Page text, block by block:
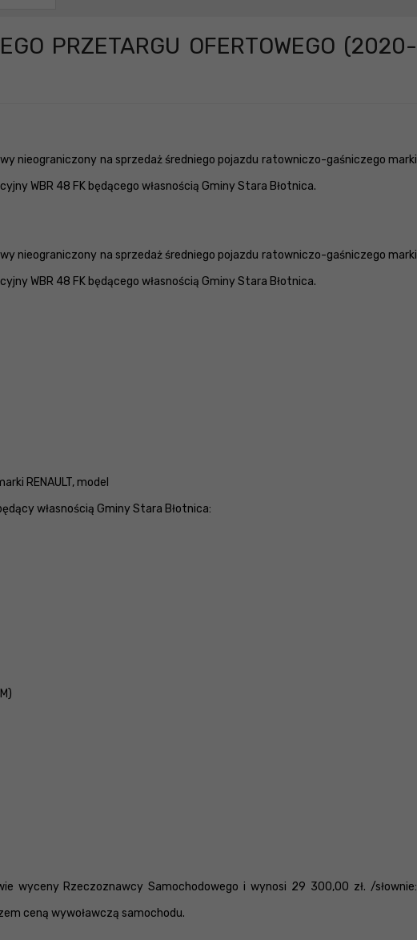
PRZETARGU OFERTOWEGO (2020-
nieograniczony na sprzedaż średniego pojazdu ratowniczo-gaśniczego marki
WBR 48 FK będącego własnością Gminy Stara Błotnica.
nieograniczony na sprzedaż średniego pojazdu ratowniczo-gaśniczego marki
WBR 48 FK będącego własnością Gminy Stara Błotnica.
RENAULT, model
własnością Gminy Stara Błotnica:
wyceny Rzeczoznawcy Samochodowego i wynosi 29 300,00 zł. /słownie:
ceną wywoławczą samochodu.